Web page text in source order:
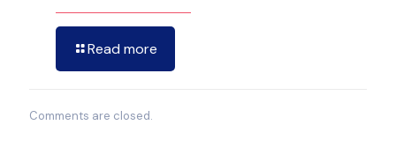
Read more
Comments are closed.